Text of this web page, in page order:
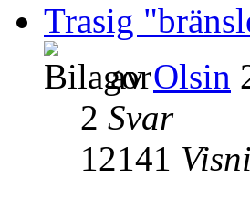
Trasig
avOlsin
2 Svar
12141